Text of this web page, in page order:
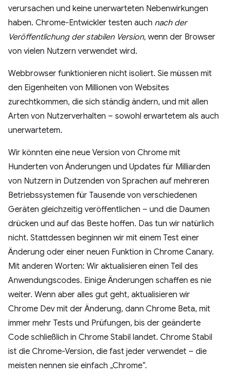
verursachen und keine unerwarteten Nebenwirkungen
haben. Chrome-Entwickler testen auch nach der
Veröffentlichung der stabilen Version, wenn der Browser
von vielen Nutzern verwendet wird.
Webbrowser funktionieren nicht isoliert. Sie müssen mit
den Eigenheiten von Millionen von Websites
zurechtkommen, die sich ständig ändern, und mit allen
Arten von Nutzerverhalten – sowohl erwartetem als auch
unerwartetem.
Wir könnten eine neue Version von Chrome mit
Hunderten von Änderungen und Updates für Milliarden
von Nutzern in Dutzenden von Sprachen auf mehreren
Betriebssystemen für Tausende von verschiedenen
Geräten gleichzeitig veröffentlichen – und die Daumen
drücken und auf das Beste hoffen. Das tun wir natürlich
nicht. Stattdessen beginnen wir mit einem Test einer
Änderung oder einer neuen Funktion in Chrome Canary.
Mit anderen Worten: Wir aktualisieren einen Teil des
Anwendungscodes. Einige Änderungen schaffen es nie
weiter. Wenn aber alles gut geht, aktualisieren wir
Chrome Dev mit der Änderung, dann Chrome Beta, mit
immer mehr Tests und Prüfungen, bis der geänderte
Code schließlich in Chrome Stabil landet. Chrome Stabil
ist die Chrome-Version, die fast jeder verwendet – die
meisten nennen sie einfach „Chrome“.